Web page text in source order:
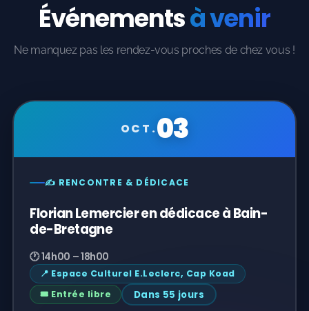
Événementsà venir
Ne manquez pas les rendez-vous proches de chez vous !
OCT.03
✍️ RENCONTRE & DÉDICACE
Florian Lemercier en dédicace à Bain-
de-Bretagne
🕐 14h00 – 18h00
📍 Espace Culturel E.Leclerc, Cap Koad
🎟️ Entrée libre
Dans 55 jours